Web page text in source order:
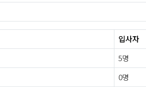
입사자
5명
0명